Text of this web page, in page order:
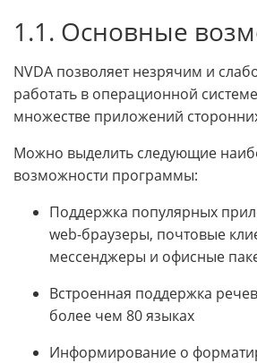
1.1. Основные
NVDA позволяет незрячим и
работать в операционной
множестве приложений
Можно выделить следующие
возможности программы:
Поддержка популярных
web-браузеры, почтовые
мессенджеры и офисные
Встроенная поддержка
более чем 80 языках
Информирование о